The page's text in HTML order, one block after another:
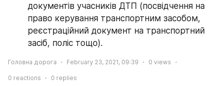
документів учасників ДТП (посвідчення на
право керування транспортним засобом,
реєстраційний документ на транспортний
засіб, поліс тощо).
Головна дорога February 23, 2021, 09:39 0 views
0 reactions 0 replies